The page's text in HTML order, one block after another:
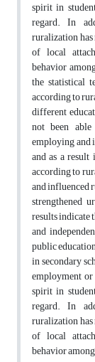
spirit in
regard. In
ruralization
of local
behavior
the statistical
according to
different
not been
employing and
and as a
according to
and influenced
strengthened
results indicate
and
public
in secondary
employment
spirit in
regard. In
ruralization
of local
behavior